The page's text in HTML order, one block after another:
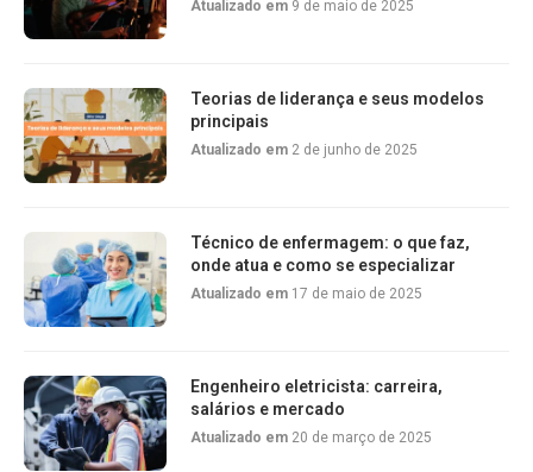
Atualizado em 9 de maio de 2025
Teorias de liderança e seus modelos
principais
Atualizado em 2 de junho de 2025
Técnico de enfermagem: o que faz,
onde atua e como se especializar
Atualizado em 17 de maio de 2025
Engenheiro eletricista: carreira,
salários e mercado
Atualizado em 20 de março de 2025